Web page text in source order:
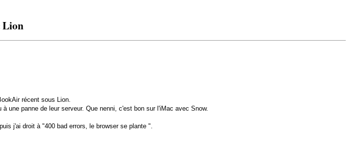
Lion
récent sous Lion.
une panne de leur serveur. Que nenni, c'est bon sur l'iMac avec Snow.
j'ai droit à "400 bad errors, le browser se plante ".